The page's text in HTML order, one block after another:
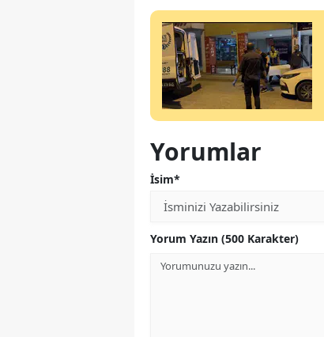
Yorumlar
İsim*
Yorum Yazın (500 Karakter)